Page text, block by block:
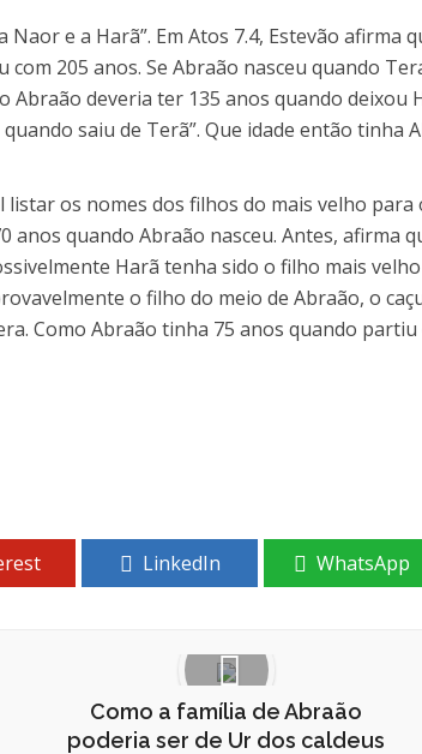
e a Harã”. Em Atos 7.4, Estevão afirma
205 anos. Se Abraão nasceu quando
deveria ter 135 anos quando deixou
saiu de Terã”. Que idade então tinha
os nomes dos filhos do mais velho para
quando Abraão nasceu. Antes, afirma
Harã tenha sido o filho mais
o filho do meio de Abraão, o
Como Abraão tinha 75 anos quando partiu
LinkedIn WhatsApp
Como a família de Abraão
poderia ser de Ur dos caldeus